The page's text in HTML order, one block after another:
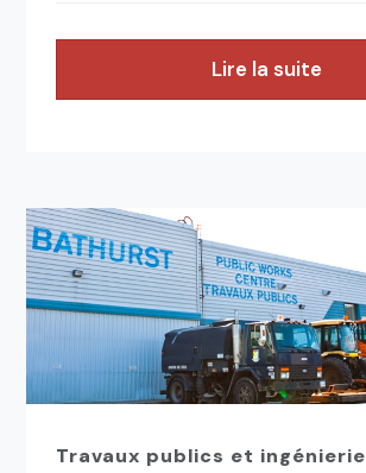
Lire la suite
Travaux publics et ingénierie